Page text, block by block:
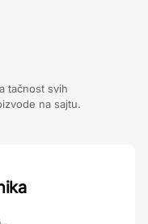
tačnost svih
na sajtu.